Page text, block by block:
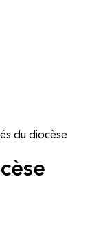
du diocèse